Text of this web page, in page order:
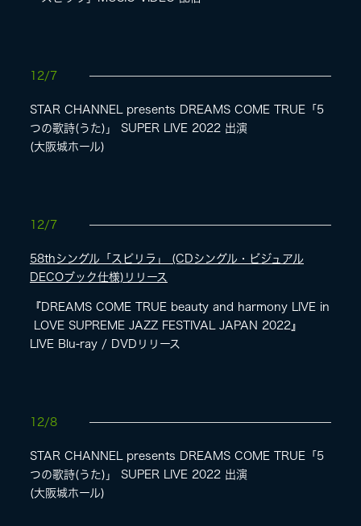
12/7
STAR CHANNEL presents DREAMS COME TRUE「5
つの歌詩(うた)」 SUPER LIVE 2022 出演
(大阪城ホール)
12/7
58thシングル「スピリラ」 (CDシングル・ビジュアル
DECOブック仕様)リリース
『DREAMS COME TRUE beauty and harmony LIVE in
LOVE SUPREME JAZZ FESTIVAL JAPAN 2022』
LIVE Blu-ray / DVDリリース
12/8
STAR CHANNEL presents DREAMS COME TRUE「5
つの歌詩(うた)」 SUPER LIVE 2022 出演
(大阪城ホール)